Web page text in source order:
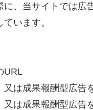
に、当サイトでは広
います。
URL
又は成果報酬型広告
又は成果報酬型広告